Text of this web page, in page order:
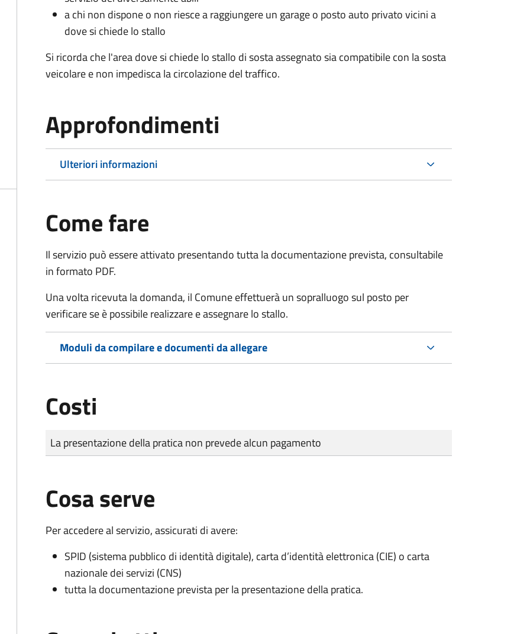
a chi non dispone o non riesce a raggiungere un garage o posto auto privato vicini a
dove si chiede lo stallo
Si ricorda che l'area dove si chiede lo stallo di sosta assegnato sia compatibile con la sosta
veicolare e non impedisca la circolazione del traffico.
Approfondimenti
Ulteriori informazioni
Come fare
Il servizio può essere attivato presentando tutta la documentazione prevista, consultabile
in formato PDF.
Una volta ricevuta la domanda, il Comune effettuerà un sopralluogo sul posto per
verificare se è possibile realizzare e assegnare lo stallo.
Moduli da compilare e documenti da allegare
Costi
Tipo di pagamento
Importo
La presentazione della pratica non prevede alcun pagamento
Cosa serve
Per accedere al servizio, assicurati di avere:
SPID (sistema pubblico di identità digitale), carta d’identità elettronica (CIE) o carta
nazionale dei servizi (CNS)
tutta la documentazione prevista per la presentazione della pratica.